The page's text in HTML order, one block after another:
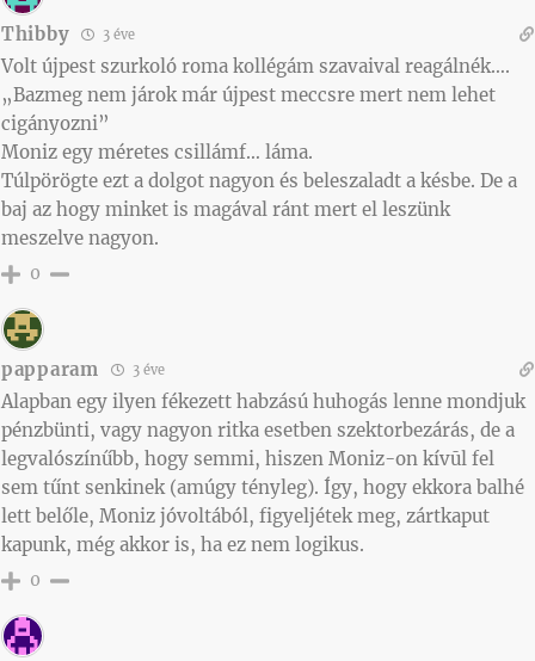
Thibby 3 éve
Volt újpest szurkoló roma kollégám szavaival reagálnék….
„Bazmeg nem járok már újpest meccsre mert nem lehet
cigányozni”
Moniz egy méretes csillámf… láma.
Túlpörögte ezt a dolgot nagyon és beleszaladt a késbe. De a
baj az hogy minket is magával ránt mert el leszünk
meszelve nagyon.
0
papparam 3 éve
Alapban egy ilyen fékezett habzású huhogás lenne mondjuk
pénzbünti, vagy nagyon ritka esetben szektorbezárás, de a
legvalószínűbb, hogy semmi, hiszen Moniz-on kívūl fel
sem tűnt senkinek (amúgy tényleg). Így, hogy ekkora balhé
lett belőle, Moniz jóvoltából, figyeljétek meg, zártkaput
kapunk, még akkor is, ha ez nem logikus.
0